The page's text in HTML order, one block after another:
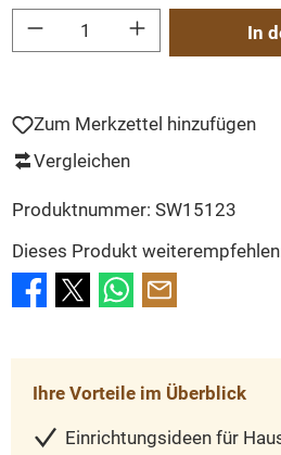
Produkt Anzahl: Gib den gewünschten Wert
In
Zum Merkzettel hinzufügen
Vergleichen
Produktnummer: SW15123
Dieses Produkt
Ihre Vorteile im Überblick
Einrichtungsideen für